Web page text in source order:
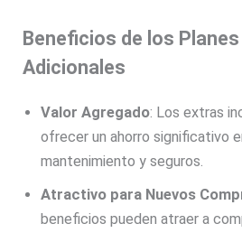
Beneficios de los
Adicionales
Valor Agregado: Los extras
ofrecer un ahorro significativo
mantenimiento y seguros.
Atractivo para Nuevos
beneficios pueden atraer a